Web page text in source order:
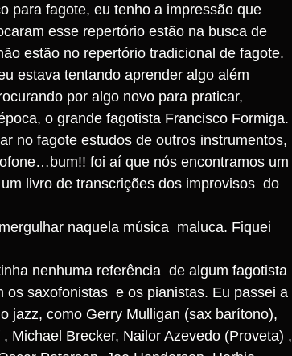
para fagote, eu tenho a impressão que
esse repertório estão na busca de
estão no repertório tradicional de fagote.
estava tentando aprender algo além
por algo novo para praticar,
o grande fagotista Francisco Formiga.
no fagote estudos de outros instrumentos,
foi aí que nós encontramos um
livro de transcrições dos improvisos  do
naquela música  maluca. Fiquei
nenhuma referência  de algum fagotista
saxofonistas  e os pianistas. Eu passei a
jazz, como Gerry Mulligan (sax barítono),
Michael Brecker, Nailor Azevedo (Proveta) ,